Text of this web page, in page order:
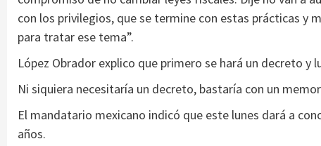
con los privilegios, que se termine con estas prácticas y
para tratar ese tema”.
López Obrador explico que primero se hará un decreto y
Ni siquiera necesitaría un decreto, bastaría con un
El mandatario mexicano indicó que este lunes dará a
años.